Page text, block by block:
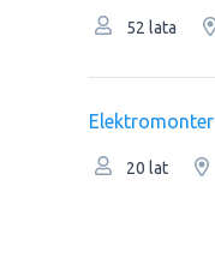
52 lata
Elektromonter
20 lat